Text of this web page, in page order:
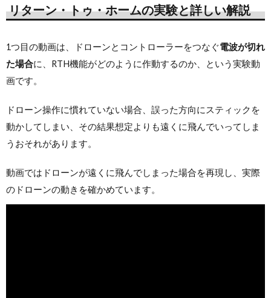
リターン・トゥ・ホームの実験と詳しい解説
1つ目の動画は、ドローンとコントローラーをつなぐ電波が切れ
た場合に、RTH機能がどのように作動するのか、という実験動
画です。
ドローン操作に慣れていない場合、誤った方向にスティックを
動かしてしまい、その結果想定よりも遠くに飛んでいってしま
うおそれがあります。
動画ではドローンが遠くに飛んでしまった場合を再現し、実際
のドローンの動きを確かめています。